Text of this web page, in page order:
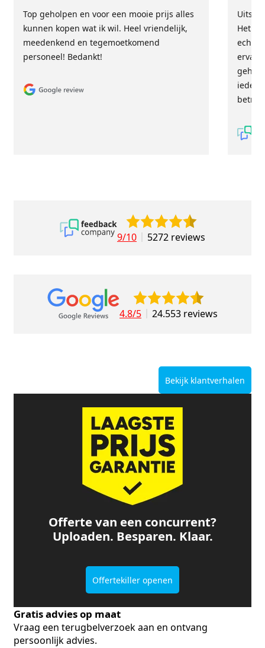
Top geholpen en voor een mooie prijs alles
kunnen kopen wat ik wil. Heel vriendelijk,
meedenkend en tegemoetkomend
personeel! Bedankt!
Het
echt
9/10 5272 reviews
4.8/5 24.553 reviews
Bekijk klantverhalen
Offerte van een concurrent?
Uploaden. Besparen. Klaar.
Offertekiller openen
Gratis advies op maat
Vraag een terugbelverzoek aan en ontvang
persoonlijk advies.